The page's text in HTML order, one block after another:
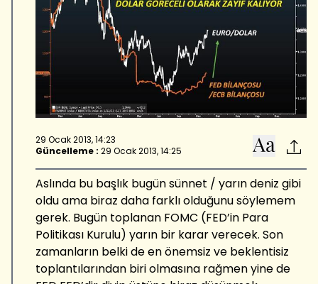
29 Ocak 2013, 14:23
Güncelleme : 29 Ocak 2013, 14:25
Aslında bu başlık bugün sünnet / yarın deniz gibi
oldu ama biraz daha farklı olduğunu söylemem
gerek. Bugün toplanan FOMC (FED’in Para
Politikası Kurulu) yarın bir karar verecek. Son
zamanların belki de en önemsiz ve beklentisiz
toplantılarından biri olmasına rağmen yine de